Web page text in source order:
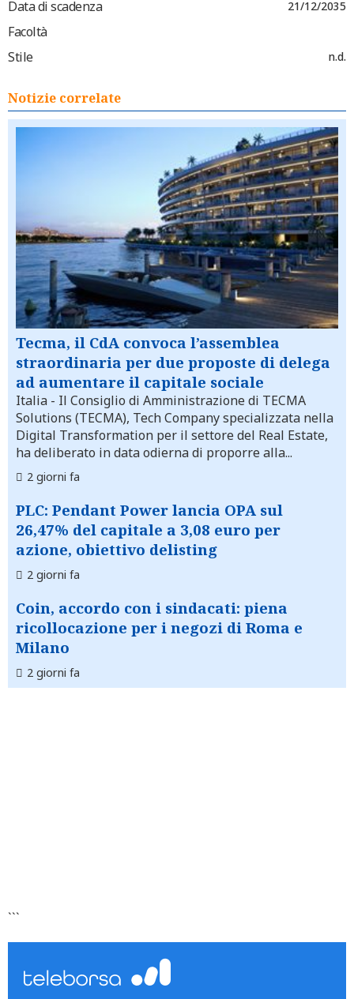
Data di scadenza 21/12/2035
Facoltà
Stile
n.d.
Notizie correlate
Tecma, il CdA convoca l’assemblea
straordinaria per due proposte di delega
ad aumentare il capitale sociale
Italia - Il Consiglio di Amministrazione di TECMA
Solutions (TECMA), Tech Company specializzata nella
Digital Transformation per il settore del Real Estate,
ha deliberato in data odierna di proporre alla...
2 giorni fa
PLC: Pendant Power lancia OPA sul
26,47% del capitale a 3,08 euro per
azione, obiettivo delisting
2 giorni fa
Coin, accordo con i sindacati: piena
ricollocazione per i negozi di Roma e
Milano
2 giorni fa
```